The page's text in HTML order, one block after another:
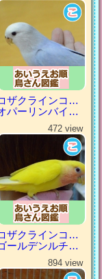
コザクラインコ（小桜インコ）
オパーリンバイオレット
472 view
コザクラインコ（小桜インコ）
ゴールデンルチノー
894 view